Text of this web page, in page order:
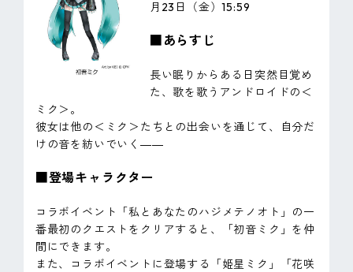
月23日（金）15:59
■あらすじ
長い眠りからある日突然目覚め
た、歌を歌うアンドロイドの＜
ミク＞。
彼女は他の＜ミク＞たちとの出会いを通じて、自分だ
けの音を紡いでいく――
■登場キャラクター
コラボイベント「私とあなたのハジメテノオト」の一
番最初のクエストをクリアすると、「初音ミク」を仲
間にできます。
また、コラボイベントに登場する「姫星ミク」「花咲